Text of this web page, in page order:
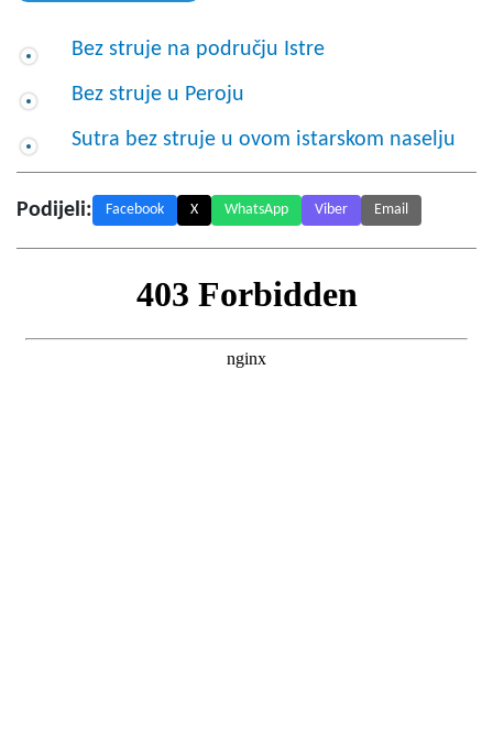
Bez struje na području Istre
Bez struje u Peroju
Sutra bez struje u ovom istarskom naselju
Podijeli: Facebook X WhatsApp Viber Email